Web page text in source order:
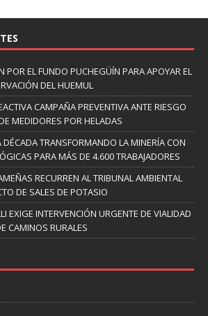
POR EL FUNDO PUCHEGÜÍN PARA APOYAR EL
DEL HUEMUL
CAMPAÑA PREVENTIVA ANTE RIESGO
MEDIDORES POR HELADAS
TRANSFORMANDO LA MINERÍA CON
PARA MÁS DE 4.600 TRABAJADORES
RECURREN AL TRIBUNAL AMBIENTAL
DE SALES DE POTASIO
EXIGE INTERVENCIÓN URGENTE DE VIALIDAD
CAMINOS RURALES